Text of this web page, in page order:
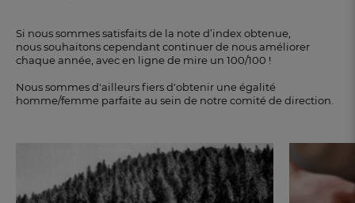
Si nous sommes satisfaits de la note d’index obtenue,
nous souhaitons cependant continuer de nous améliorer
chaque année, avec en ligne de mire un 100/100 !
Nous sommes d'ailleurs fiers d'obtenir une égalité
homme/femme parfaite au sein de notre comité de direction.